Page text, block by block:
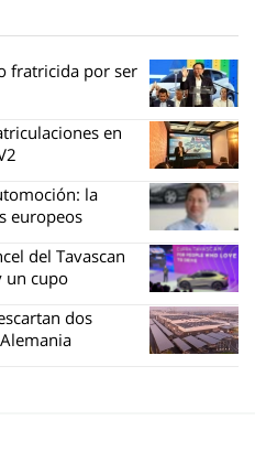
fratricida por ser
en
la
europeos
del Tavascan
un cupo
dos